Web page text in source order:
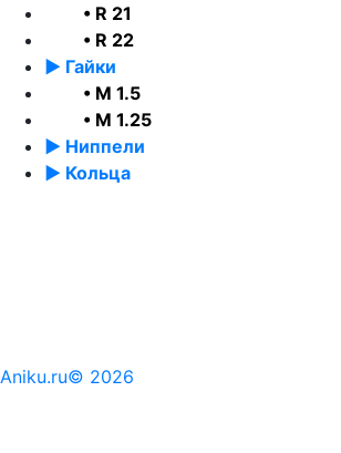
• R 21
• R 22
► Гайки
• М 1.5
• М 1.25
► Ниппели
► Кольца
Aniku.ru© 2026